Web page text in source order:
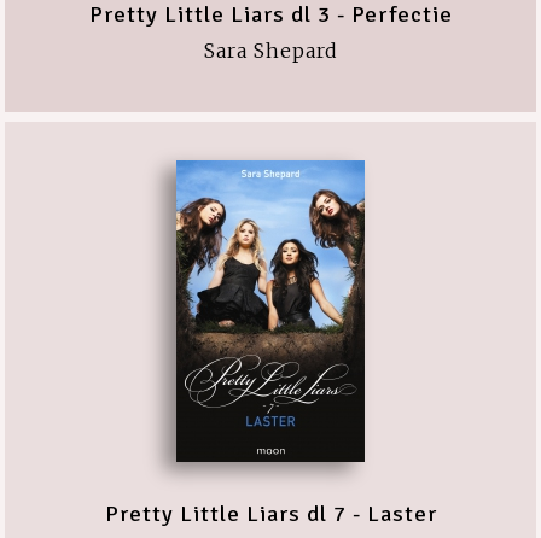
Pretty Little Liars dl 3 - Perfectie
Sara Shepard
Pretty Little Liars dl 7 - Laster